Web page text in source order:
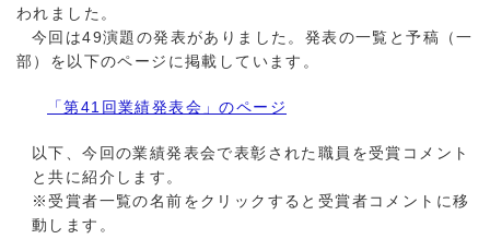
われました。
今回 は49演題の発表がありました。発表の一覧と予稿（一
部）を以下のページに掲載しています。
「第41回業績発表会」のページ
以下、今回の業績発表会で表彰された職員を受賞コメント
と共に紹介します。
※受賞者一覧の名前をクリックすると受賞者コメントに移
動します。